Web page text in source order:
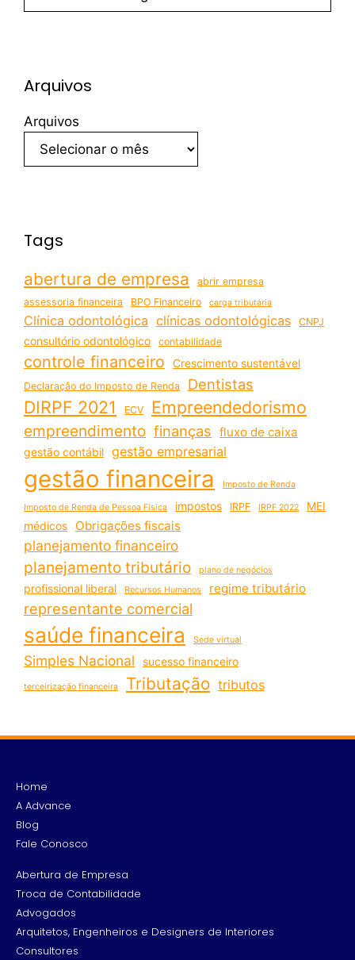
Arquivos
Arquivos
Tags
abertura de empresa
abrir empresa
assessoria financeira
BPO Financeiro carga tributária
Clínica odontológica clínicas odontológicas CNPJ
consultório odontológico contabilidade
controle financeiro Crescimento sustentável
Declaração do Imposto de Renda Dentistas
DIRPF 2021 ECV Empreendedorismo
empreendimento finanças fluxo de caixa
gestão contábil gestão empresarial
gestão financeira Imposto de Renda
Imposto de Renda de Pessoa Física impostos IRPF IRPF 2022
MEI
médicos
Obrigações fiscais
planejamento financeiro
planejamento tributário plano de negócios
profissional liberal Recursos Humanos regime tributário
representante comercial
saúde financeira Sede virtual
Simples Nacional sucesso financeiro
terceirização financeira Tributação tributos
Home
A Advance
Blog
Fale Conosco
Abertura de Empresa
Troca de Contabilidade
Advogados
Arquitetos, Engenheiros e Designers de Interiores
Consultores